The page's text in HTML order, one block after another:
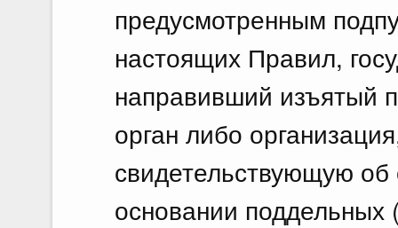
предусмотренным
настоящих Правил,
направивший изъятый
орган либо
свидетельствующую
основании